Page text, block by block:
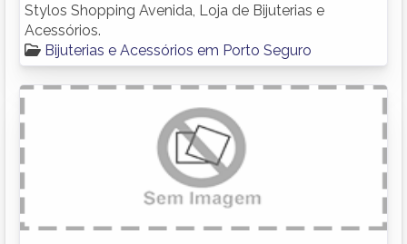
Stylos Shopping Avenida, Loja de Bijuterias e
Acessórios.
Bijuterias e Acessórios em Porto Seguro